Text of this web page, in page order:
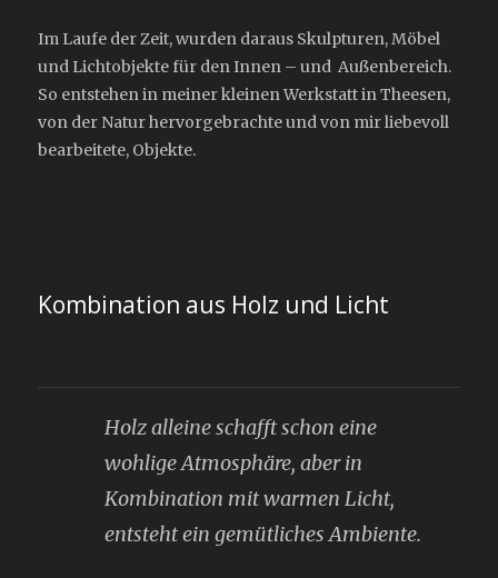
Im Laufe der Zeit, wurden daraus Skulpturen, Möbel
und Lichtobjekte für den Innen – und Außenbereich.
So entstehen in meiner kleinen Werkstatt in Theesen,
von der Natur hervorgebrachte und von mir liebevoll
bearbeitete, Objekte.
Kombination aus Holz und Licht
Holz alleine schafft schon eine
wohlige Atmosphäre, aber in
Kombination mit warmen Licht,
entsteht ein gemütliches Ambiente.